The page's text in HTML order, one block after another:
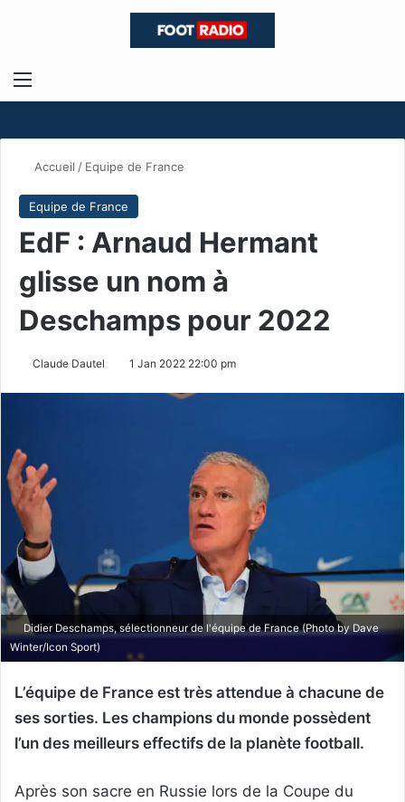
Menu
Accueil / Equipe de France
Equipe de France
EdF : Arnaud Hermant
glisse un nom à
Deschamps pour 2022
Claude Dautel 1 Jan 2022 22:00 pm
Didier Deschamps, sélectionneur de l'équipe de France (Photo by Dave
Winter/Icon Sport)
L’équipe de France est très attendue à chacune de
ses sorties. Les champions du monde possèdent
l’un des meilleurs effectifs de la planète football.
Après son sacre en Russie lors de la Coupe du